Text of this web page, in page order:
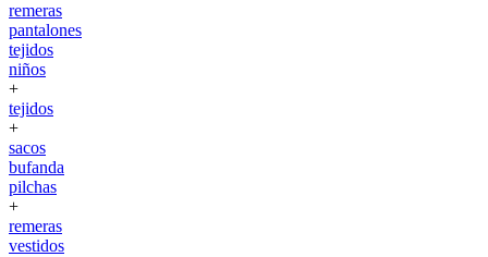
remeras
pantalones
tejidos
niños
+
tejidos
+
sacos
bufanda
pilchas
+
remeras
vestidos